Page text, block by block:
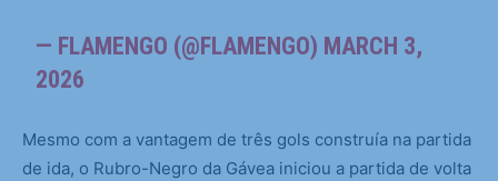
— FLAMENGO (@FLAMENGO) MARCH 3,
2026
Mesmo com a vantagem de três gols construía na partida
de ida, o Rubro-Negro da Gávea iniciou a partida de volta